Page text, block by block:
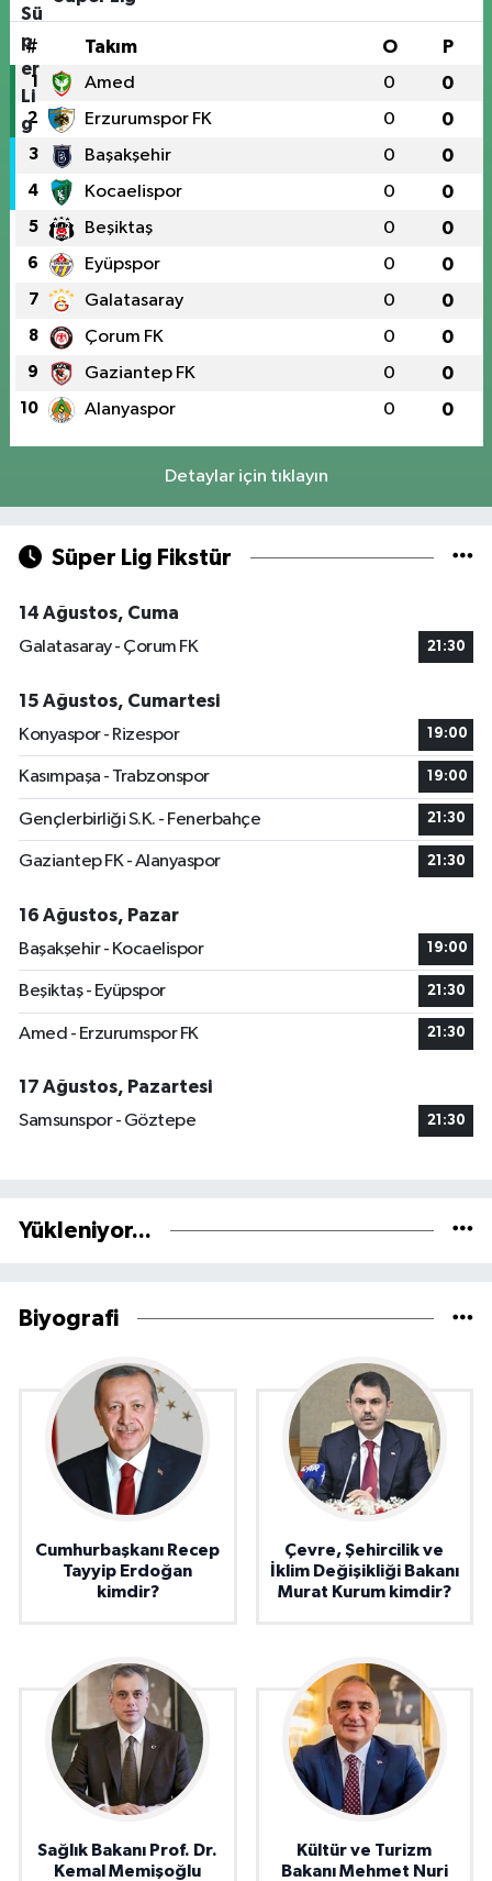
# Takım O P
1 Amed 0 0
2 Erzurumspor FK 0 0
3 Başakşehir 0 0
4 Kocaelispor 0 0
5 Beşiktaş 0 0
6 Eyüpspor 0 0
7 Galatasaray 0 0
8 Çorum FK 0 0
9 Gaziantep FK 0 0
10 Alanyaspor 0 0
Detaylar için tıklayın
Süper Lig Fikstür
14 Ağustos, Cuma
Galatasaray - Çorum FK
21:30
15 Ağustos, Cumartesi
Konyaspor - Rizespor
19:00
Kasımpaşa - Trabzonspor 19:00
Gençlerbirliği S.K. - Fenerbahçe 21:30
Gaziantep FK - Alanyaspor 21:30
16 Ağustos, Pazar
Başakşehir - Kocaelispor
19:00
Beşiktaş - Eyüpspor 21:30
Amed - Erzurumspor FK 21:30
17 Ağustos, Pazartesi
Samsunspor - Göztepe
21:30
Yükleniyor...
Biyografi
Cumhurbaşkanı Recep
Tayyip Erdoğan
kimdir?
Çevre, Şehircilik ve
İklim Değişikliği Bakanı
Murat Kurum kimdir?
Sağlık Bakanı Prof. Dr.
Kemal Memişoğlu
Kültür ve Turizm
Bakanı Mehmet Nuri